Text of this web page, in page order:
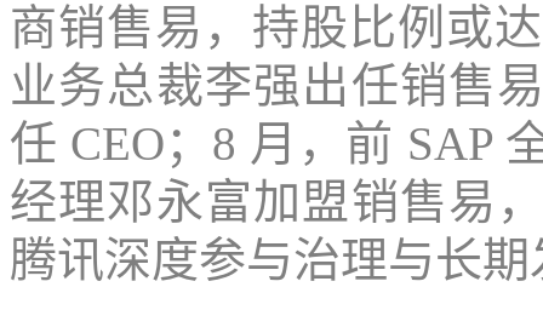
商销售易，持股比例或
业务总裁李强出任销售
任 CEO；8 月，前 SAP
经理邓永富加盟销售易
腾讯深度参与治理与长